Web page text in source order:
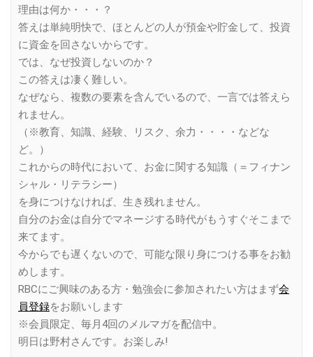
理由は何か・・・？
答えは単純明快で、ほとんどの人が預金や貯金して、投資
に資金を回さないからです。
では、なぜ投資しないのか？
この答えは凄く難しい。
なぜなら、複数の要素を含んでいるので、一言では答えら
れません。
（※教育、知識、経験、リスク、余力・・・・などな
ど。）
これからの時代において、お金に関する知識（＝フィナン
シャル・リテラシー）
を身につけなければ、生き残れません。
自分のお金は自分でマネージする時代がもうすぐそこまで
来てます。
今からでも遅くないので、可能な限り身につける事をお勧
めします。
RBCにご興味のある方・勉強会に参加されたい方はまず会
員登録をお願いします
※会員限定、毎月4回のメルマガを配信中。
明日は野村さんです。お楽しみ!